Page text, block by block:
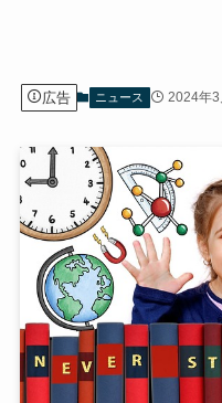
広告 ニュース 2024年3